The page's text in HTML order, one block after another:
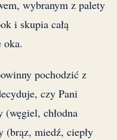
wybranym z palety
i skupia całą
oka.
pochodzić z
czy Pani
(węgiel, chłodna
(brąz, miedź, ciepły